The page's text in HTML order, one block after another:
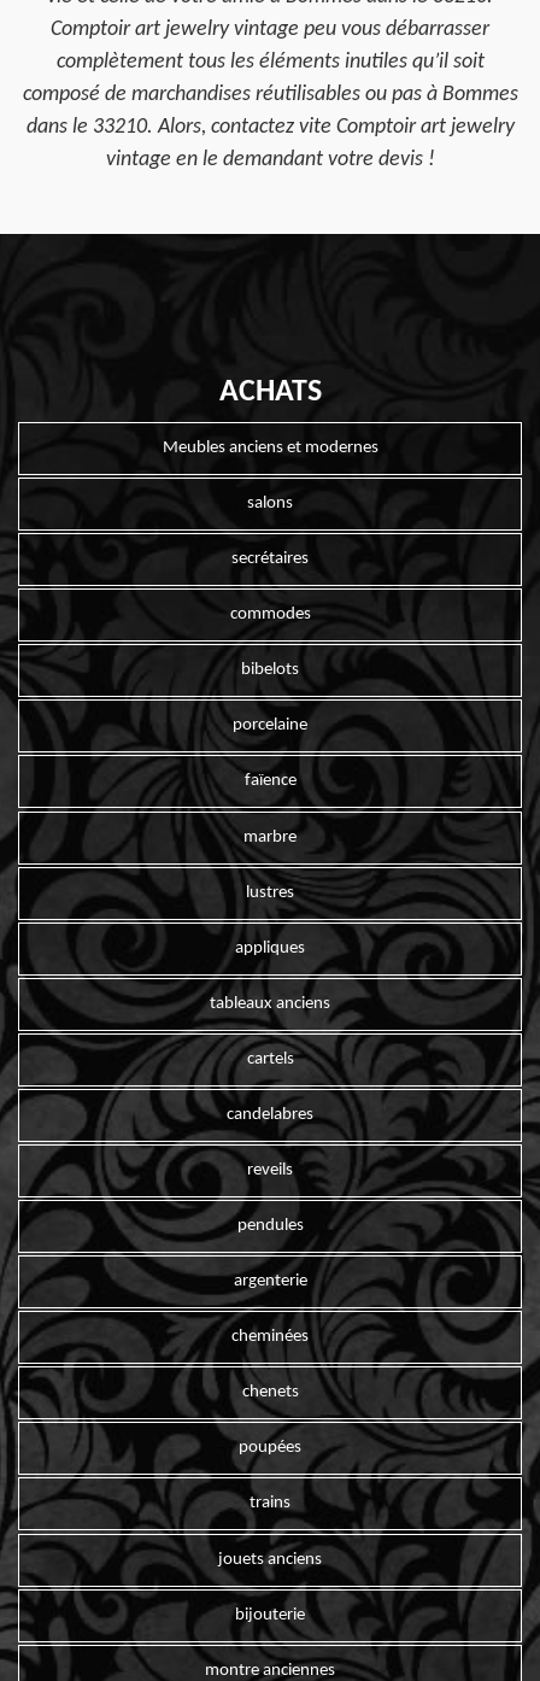
Comptoir art jewelry vintage peu vous débarrasser
complètement tous les éléments inutiles qu’il soit
composé de marchandises réutilisables ou pas à Bommes
dans le 33210. Alors, contactez vite Comptoir art jewelry
vintage en le demandant votre devis !
ACHATS
Meubles anciens et modernes
salons
secrétaires
commodes
bibelots
porcelaine
faïence
marbre
lustres
appliques
tableaux anciens
cartels
candelabres
reveils
pendules
argenterie
cheminées
chenets
poupées
trains
jouets anciens
bijouterie
montre anciennes